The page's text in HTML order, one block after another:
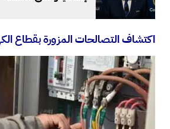
اكتشاف التصالحات المزورة بقطاع